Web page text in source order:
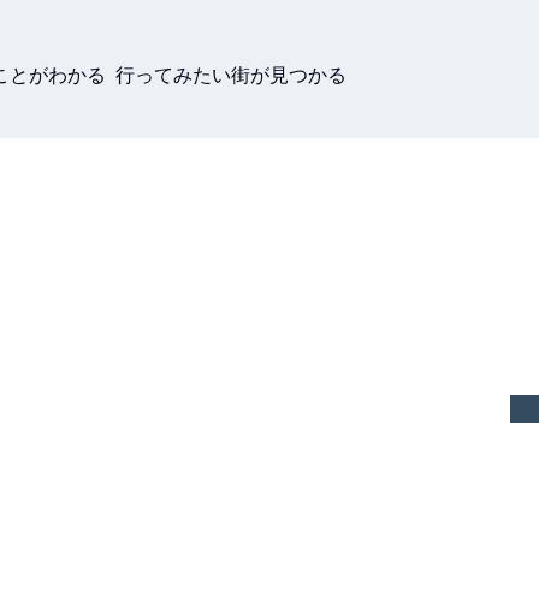
とがわかる 行ってみたい街が見つかる